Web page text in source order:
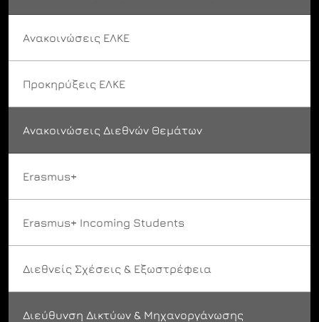
Ανακοινώσεις ΕΛΚΕ
Προκηρύξεις ΕΛΚΕ
Ανακοινώσεις Διεθνών Θεμάτων
Erasmus+
Erasmus+ Incoming Students
Διεθνείς Σχέσεις & Εξωστρέφεια
Διεύθυνση Δικτύων & Μηχανοργάνωσης